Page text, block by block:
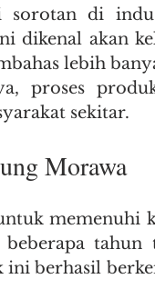
doors woodinville
pabrik kayu medan
di
dikenal akan
lebih
proses
sekitar.
Morawa
memenuhi
tahun
berhasil